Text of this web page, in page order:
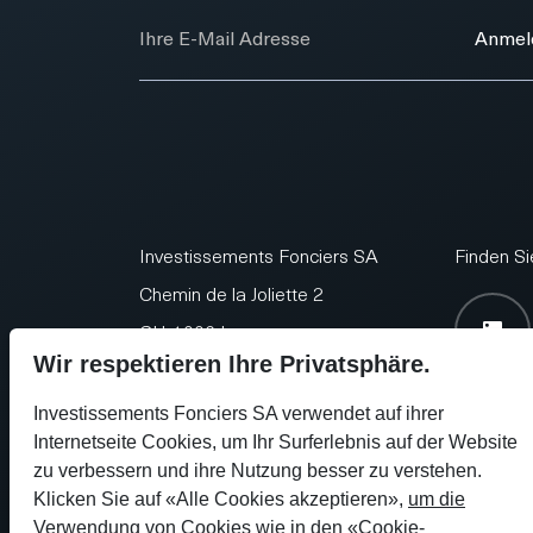
E-Mail
Investissements Fonciers SA
Chemin de la Joliette 2
CH-1006 Lausanne
Finden
Seit 1954 +41 21 613 11 88
Wir respektieren Ihre Privatsphäre.
Investissements Fonciers SA verwendet auf ihrer
Internetseite Cookies, um Ihr Surferlebnis auf der Website
zu verbessern und ihre Nutzung besser zu verstehen.
Klicken Sie auf «Alle Cookies akzeptieren», um die
Verwendung von Cookies wie in den «Cookie-